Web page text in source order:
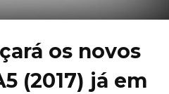
os novos
(2017) já em